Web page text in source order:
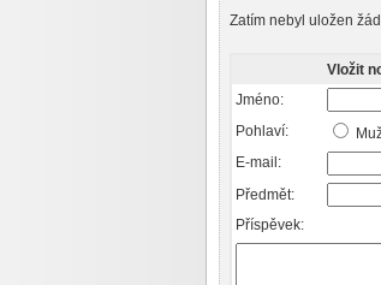
Zatím nebyl uložen
Vložit
Jméno:
Pohlaví:
E-mail:
Předmět:
Příspěvek: